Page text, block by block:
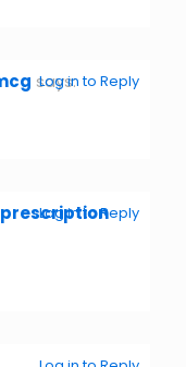
says:
Log in to Reply
Log in to Reply